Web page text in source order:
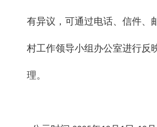
有异议，可通过电话、信件、
村工作领导小组办公室进行反
理。